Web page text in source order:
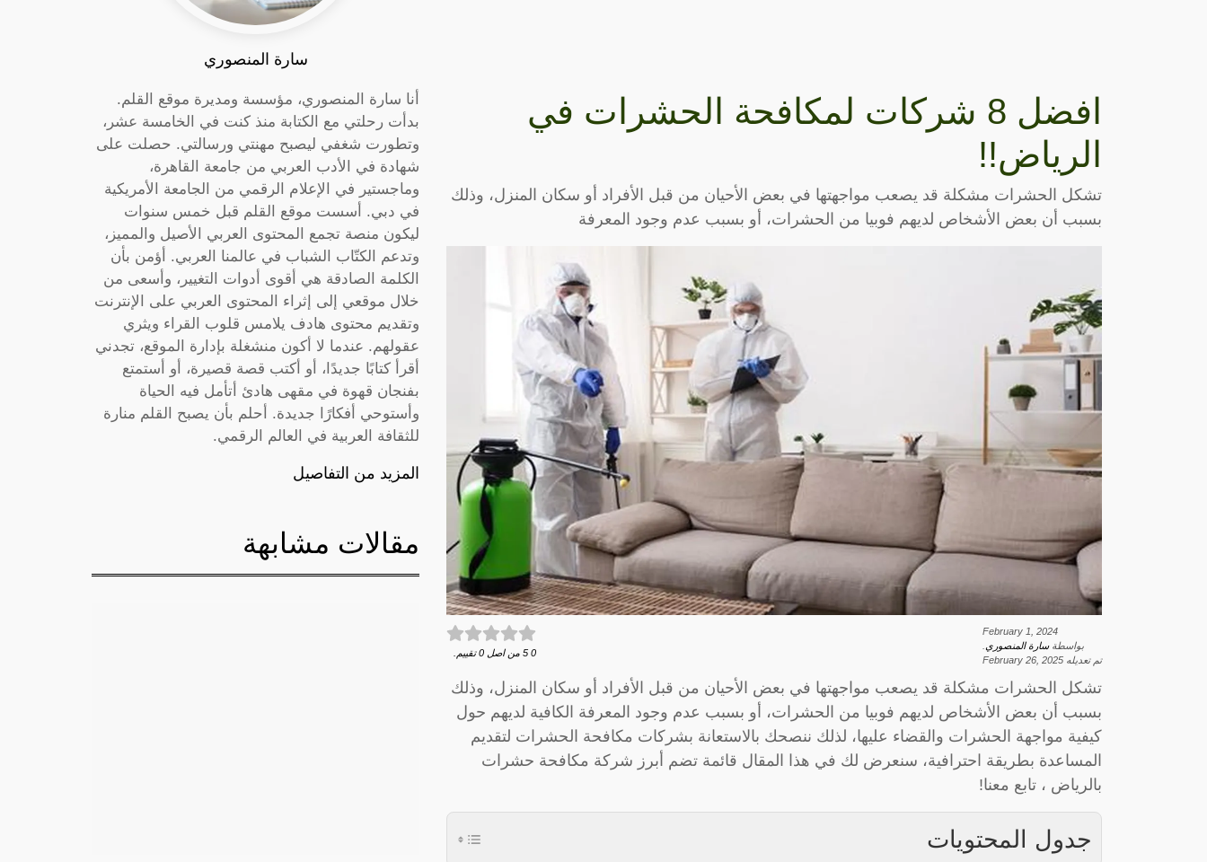
افضل 8 شركات لمكافحة الحشرات في
الرياض!!
تشكل الحشرات مشكلة قد يصعب مواجهتها في بعض الأحيان من قبل الأفراد أو سكان المنزل، وذلك
بسبب أن بعض الأشخاص لديهم فوبيا من الحشرات، أو بسبب عدم وجود المعرفة
February 1, 2024
بواسطةسارة المنصوري
تم تعديله February 26, 2025
0
5 من اصل 0 تقييم.
تشكل الحشرات مشكلة قد يصعب مواجهتها في بعض الأحيان من قبل الأفراد أو سكان المنزل، وذلك
بسبب أن بعض الأشخاص لديهم فوبيا من الحشرات، أو بسبب عدم وجود المعرفة الكافية لديهم حول
كيفية مواجهة الحشرات والقضاء عليها، لذلك ننصحك بالاستعانة بشركات مكافحة الحشرات لتقديم
المساعدة بطريقة احترافية، سنعرض لك في هذا المقال قائمة تضم أبرز شركة مكافحة حشرات
بالرياض ، تابع معنا!
جدول المحتويات
سارة المنصوري
أنا سارة المنصوري، مؤسسة ومديرة موقع القلم.
بدأت رحلتي مع الكتابة منذ كنت في الخامسة عشر،
وتطورت شغفي ليصبح مهنتي ورسالتي. حصلت على
شهادة في الأدب العربي من جامعة القاهرة،
وماجستير في الإعلام الرقمي من الجامعة الأمريكية
في دبي. أسست موقع القلم قبل خمس سنوات
ليكون منصة تجمع المحتوى العربي الأصيل والمميز،
وتدعم الكتّاب الشباب في عالمنا العربي. أؤمن بأن
الكلمة الصادقة هي أقوى أدوات التغيير، وأسعى من
خلال موقعي إلى إثراء المحتوى العربي على الإنترنت
وتقديم محتوى هادف يلامس قلوب القراء ويثري
عقولهم. عندما لا أكون منشغلة بإدارة الموقع، تجدني
أقرأ كتابًا جديدًا، أو أكتب قصة قصيرة، أو أستمتع
بفنجان قهوة في مقهى هادئ أتأمل فيه الحياة
وأستوحي أفكارًا جديدة. أحلم بأن يصبح القلم منارة
للثقافة العربية في العالم الرقمي.
المزيد من التفاصيل
مقالات مشابهة